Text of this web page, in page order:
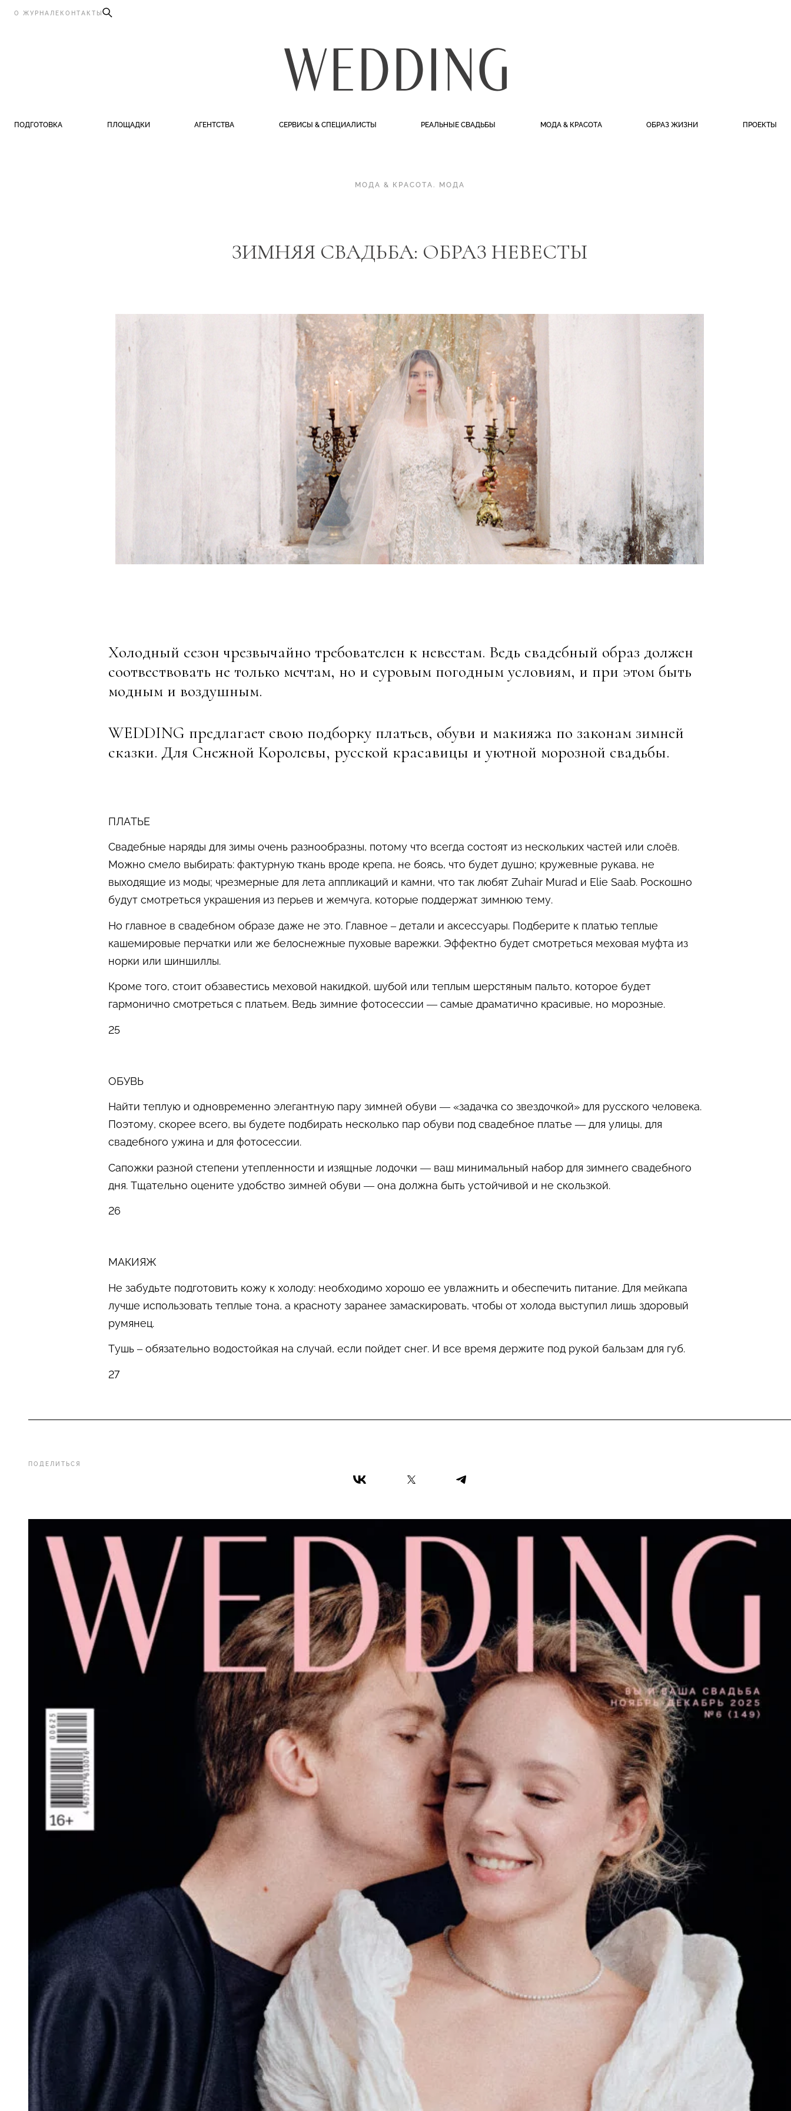
О ЖУРНАЛЕ КОНТАКТЫ
ПОДГОТОВКА ПЛОЩАДКИ АГЕНТСТВА СЕРВИСЫ & СПЕЦИАЛИСТЫ РЕАЛЬНЫЕ СВАДЬБЫ МОДА & КРАСОТА ОБРАЗ ЖИЗНИ ПРОЕКТЫ
МОДА & КРАСОТА. МОДА
ЗИМНЯЯ СВАДЬБА: ОБРАЗ НЕВЕСТЫ
ПОДЕЛИТЬСЯ
Холодный сезон чрезвычайно требователен к невестам. Ведь свадебный образ должен
соотвествовать не только мечтам, но и суровым погодным условиям, и при этом быть
модным и воздушным.
WEDDING предлагает свою подборку платьев, обуви и макияжа по законам зимней
сказки. Для Снежной Королевы, русской красавицы и уютной морозной свадьбы.
ПЛАТЬЕ
Свадебные наряды для зимы очень разнообразны, потому что всегда состоят из нескольких частей или слоёв.
Можно смело выбирать: фактурную ткань вроде крепа, не боясь, что будет душно; кружевные рукава, не
выходящие из моды; чрезмерные для лета аппликаций и камни, что так любят Zuhair Murad и Elie Saab. Роскошно
будут смотреться украшения из перьев и жемчуга, которые поддержат зимнюю тему.
Но главное в свадебном образе даже не это. Главное – детали и аксессуары. Подберите к платью теплые
кашемировые перчатки или же белоснежные пуховые варежки. Эффектно будет смотреться меховая муфта из
норки или шиншиллы.
Кроме того, стоит обзавестись меховой накидкой, шубой или теплым шерстяным пальто, которое будет
гармонично смотреться с платьем. Ведь зимние фотосессии — самые драматично красивые, но морозные.
25
ОБУВЬ
Найти теплую и одновременно элегантную пару зимней обуви — «задачка со звездочкой» для русского человека.
Поэтому, скорее всего, вы будете подбирать несколько пар обуви под свадебное платье — для улицы, для
свадебного ужина и для фотосессии.
Сапожки разной степени утепленности и изящные лодочки — ваш минимальный набор для зимнего свадебного
дня. Тщательно оцените удобство зимней обуви — она должна быть устойчивой и не скользкой.
26
МАКИЯЖ
Не забудьте подготовить кожу к холоду: необходимо хорошо ее увлажнить и обеспечить питание. Для мейкапа
лучше использовать теплые тона, а красноту заранее замаскировать, чтобы от холода выступил лишь здоровый
румянец.
Тушь – обязательно водостойкая на случай, если пойдет снег. И все время держите под рукой бальзам для губ.
27